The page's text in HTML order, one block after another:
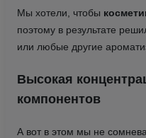
Мы хотели, чтобы
поэтому в результате
или любые другие
Высокая
компонентов
А вот в этом мы не